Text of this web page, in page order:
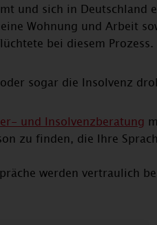
und sich in Deutschland
Wohnung und Arbeit
bei diesem Prozess.
sogar die Insolvenz
und Insolvenzberatung
zu finden, die Ihre
werden vertraulich